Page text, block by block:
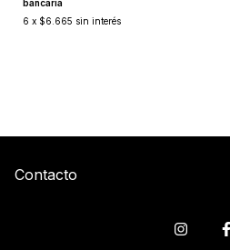
bancaria
6 x $6.665 sin interés
Contacto